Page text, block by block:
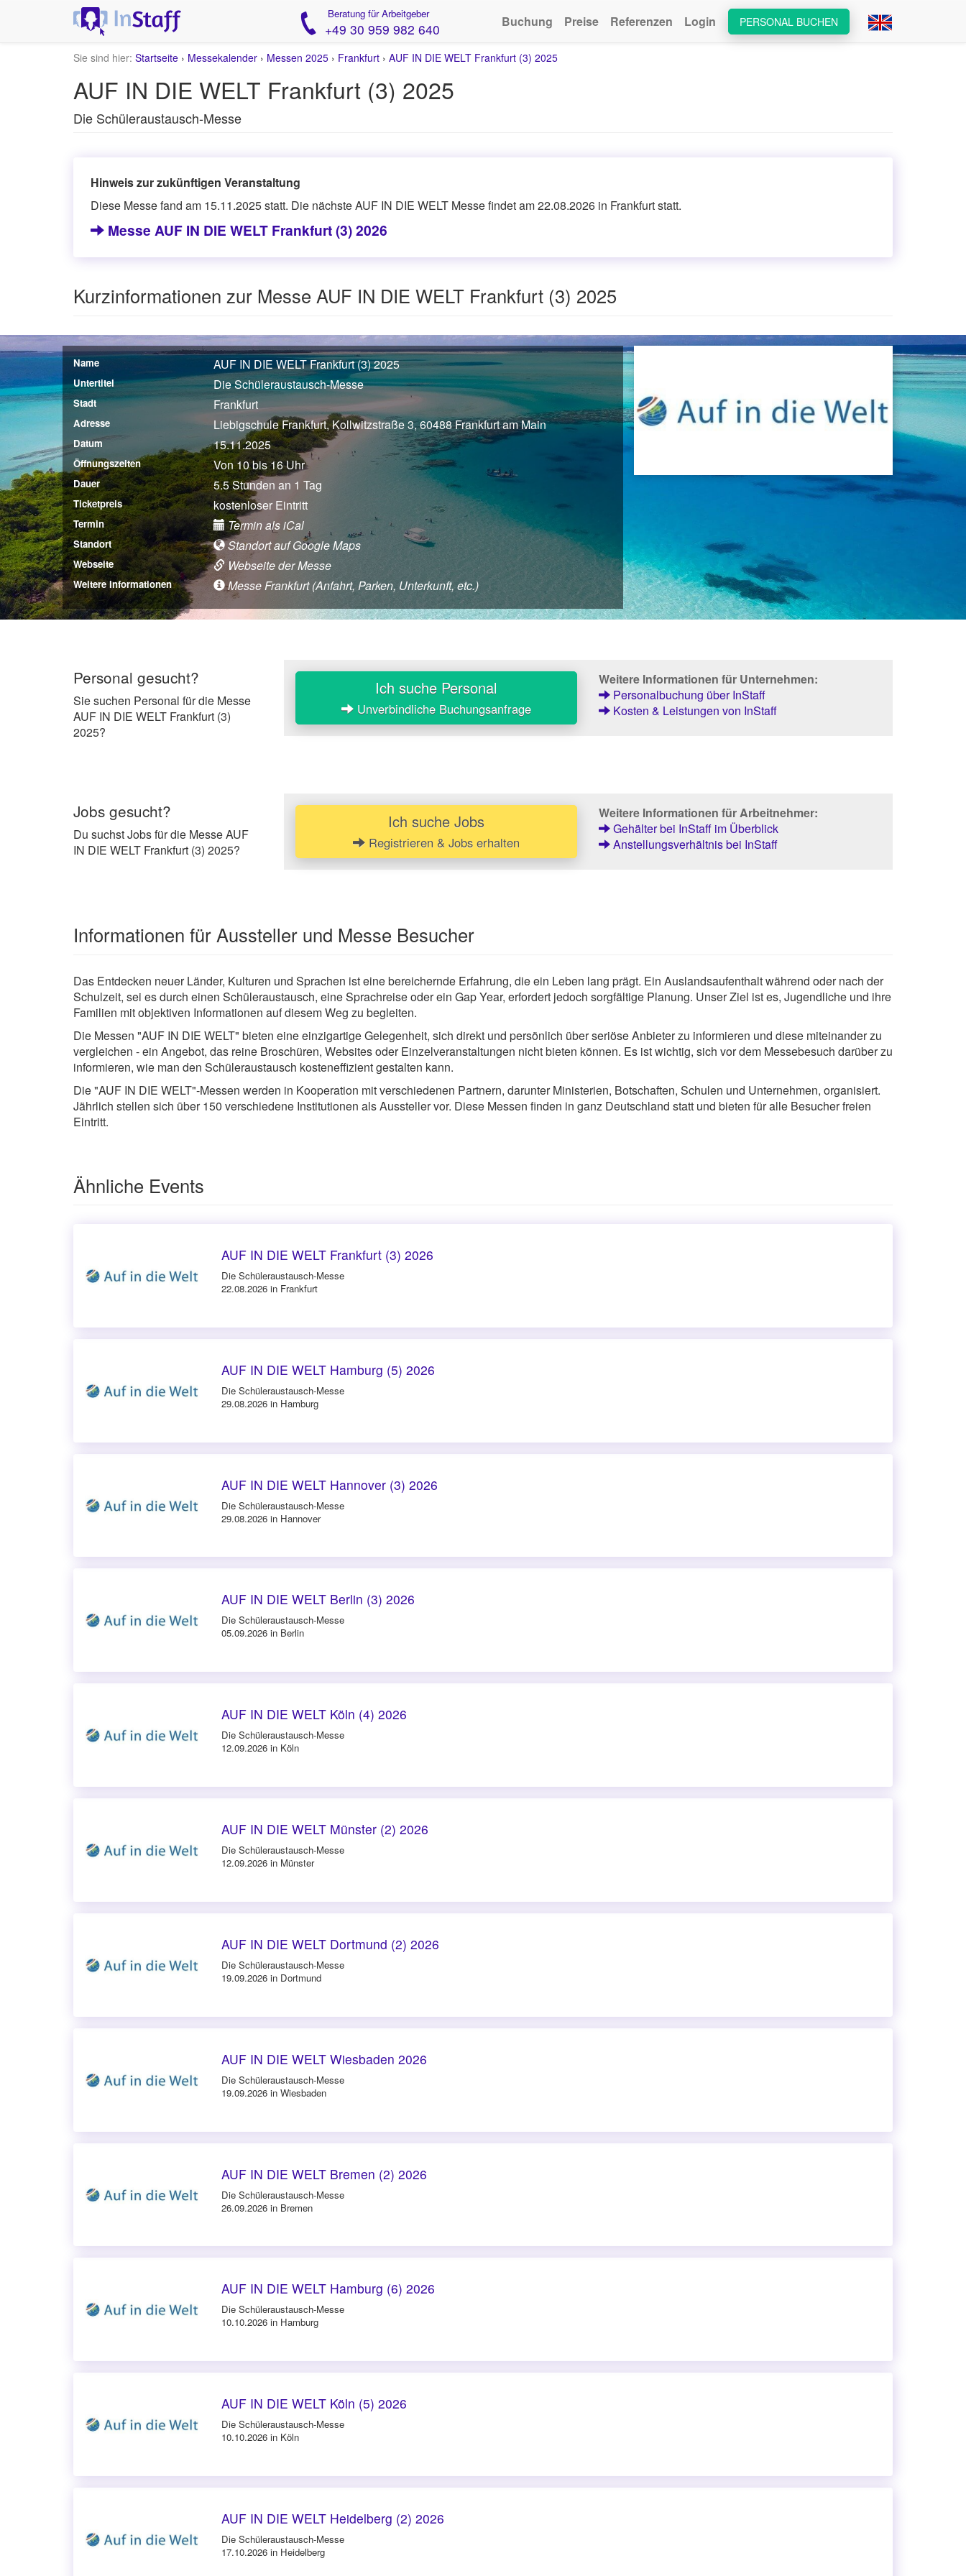
Beratung für Arbeitgeber
+49 30 959 982 640 PERSONAL BUCHEN
Buchung Preise Referenzen Login
Sie sind hier: Startseite › Messekalender › Messen 2025 › Frankfurt › AUF IN DIE WELT Frankfurt (3) 2025
AUF IN DIE WELT Frankfurt (3) 2025
Die Schüleraustausch-Messe
Hinweis zur zukünftigen Veranstaltung
Diese Messe fand am 15.11.2025 statt. Die nächste AUF IN DIE WELT Messe findet am 22.08.2026 in Frankfurt statt.
Messe AUF IN DIE WELT Frankfurt (3) 2026
Kurzinformationen zur Messe AUF IN DIE WELT Frankfurt (3) 2025
Name AUF IN DIE WELT Frankfurt (3) 2025
Untertitel Die Schüleraustausch-Messe
Stadt Frankfurt
Adresse Liebigschule Frankfurt, Kollwitzstraße 3, 60488 Frankfurt am Main
Datum 15.11.2025
Öffnungszeiten Von 10 bis 16 Uhr
Dauer 5.5 Stunden an 1 Tag
Ticketpreis kostenloser Eintritt
Termin Termin als iCal
Standort Standort auf Google Maps
Webseite Webseite der Messe
Weitere Informationen Messe Frankfurt (Anfahrt, Parken, Unterkunft, etc.)
Personal gesucht?
Sie suchen Personal für die Messe
AUF IN DIE WELT Frankfurt (3)
2025?
Ich suche Personal
Unverbindliche Buchungsanfrage
Weitere Informationen für Unternehmen:
Personalbuchung über InStaff
Kosten & Leistungen von InStaff
Jobs gesucht?
Du suchst Jobs für die Messe AUF
IN DIE WELT Frankfurt (3) 2025?
Ich suche Jobs
Registrieren & Jobs erhalten
Weitere Informationen für Arbeitnehmer:
Gehälter bei InStaff im Überblick
Anstellungsverhältnis bei InStaff
Informationen für Aussteller und Messe Besucher
Das Entdecken neuer Länder, Kulturen und Sprachen ist eine bereichernde Erfahrung, die ein Leben lang prägt. Ein Auslandsaufenthalt während oder nach der
Schulzeit, sei es durch einen Schüleraustausch, eine Sprachreise oder ein Gap Year, erfordert jedoch sorgfältige Planung. Unser Ziel ist es, Jugendliche und ihre
Familien mit objektiven Informationen auf diesem Weg zu begleiten.
Die Messen "AUF IN DIE WELT" bieten eine einzigartige Gelegenheit, sich direkt und persönlich über seriöse Anbieter zu informieren und diese miteinander zu
vergleichen - ein Angebot, das reine Broschüren, Websites oder Einzelveranstaltungen nicht bieten können. Es ist wichtig, sich vor dem Messebesuch darüber zu
informieren, wie man den Schüleraustausch kosteneffizient gestalten kann.
Die "AUF IN DIE WELT"-Messen werden in Kooperation mit verschiedenen Partnern, darunter Ministerien, Botschaften, Schulen und Unternehmen, organisiert.
Jährlich stellen sich über 150 verschiedene Institutionen als Aussteller vor. Diese Messen finden in ganz Deutschland statt und bieten für alle Besucher freien
Eintritt.
Ähnliche Events
AUF IN DIE WELT Frankfurt (3) 2026
Die Schüleraustausch-Messe
22.08.2026 in Frankfurt
AUF IN DIE WELT Hamburg (5) 2026
Die Schüleraustausch-Messe
29.08.2026 in Hamburg
AUF IN DIE WELT Hannover (3) 2026
Die Schüleraustausch-Messe
29.08.2026 in Hannover
AUF IN DIE WELT Berlin (3) 2026
Die Schüleraustausch-Messe
05.09.2026 in Berlin
AUF IN DIE WELT Köln (4) 2026
Die Schüleraustausch-Messe
12.09.2026 in Köln
AUF IN DIE WELT Münster (2) 2026
Die Schüleraustausch-Messe
12.09.2026 in Münster
AUF IN DIE WELT Dortmund (2) 2026
Die Schüleraustausch-Messe
19.09.2026 in Dortmund
AUF IN DIE WELT Wiesbaden 2026
Die Schüleraustausch-Messe
19.09.2026 in Wiesbaden
AUF IN DIE WELT Bremen (2) 2026
Die Schüleraustausch-Messe
26.09.2026 in Bremen
AUF IN DIE WELT Hamburg (6) 2026
Die Schüleraustausch-Messe
10.10.2026 in Hamburg
AUF IN DIE WELT Köln (5) 2026
Die Schüleraustausch-Messe
10.10.2026 in Köln
AUF IN DIE WELT Heidelberg (2) 2026
Die Schüleraustausch-Messe
17.10.2026 in Heidelberg